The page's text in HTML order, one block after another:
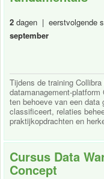
2 dagen | eerstvolgende
september
Tijdens de training
datamanagement-
ten behoeve van een
classificeert, relaties
praktijkopdrachten en
Cursus Data
Concept